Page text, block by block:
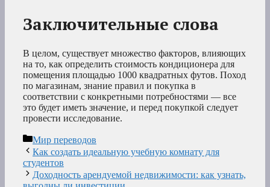
Заключительные слова
В целом, существует множество факторов, влияющих
на то, как определить стоимость кондиционера для
помещения площадью 1000 квадратных футов. Поход
по магазинам, знание правил и покупка в
соответствии с конкретными потребностями — все
это будет иметь значение, и перед покупкой следует
провести исследование.
Рубрики
Мир переводов
Как создать идеальную учебную комнату для
студентов
Доходность арендуемой недвижимости: как узнать,